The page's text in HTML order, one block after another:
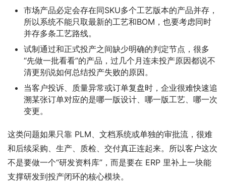
市场产品必定会存在同SKU多个工艺版本的产品并存，
所以系统不能只取最新的工艺和BOM，也要考虑同时
并存多条工艺路线。
试制通过和正式投产之间缺少明确的判定节点，很多
“先做一批看看”的产品，过几个月连未投产原因都说不
清更别说如何总结投产失败的原因。
当客户投诉、质量异常或订单复盘时，企业很难快速追
溯某张订单对应的是哪一版设计、哪一版工艺、哪一次
变更。
这类问题如果只靠 PLM、文档系统或单独的审批流，很难
和后续采购、生产、质检、交付真正连起来。所以客户这次
不是要做一个“研发资料库”，而是要在 ERP 里补上一块能
支撑研发到投产闭环的核心模块。